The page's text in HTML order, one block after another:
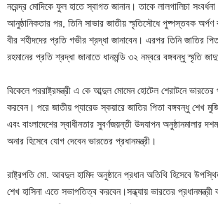
নরেন্দ্র মোদিকে ফুল হাতে স্বাগত জানান। তাকে লালগালিচা সংবর্ধনা
আনুষ্ঠানিকতার পর, তিনি সাভার জাতীয় স্মৃতিসৌধে পুষ্পস্তবক অর্পণ
বীর শহীদদের প্রতি গভীর শ্রদ্ধা জানাবেন। এরপর তিনি জাতির
রহমানের প্রতি শ্রদ্ধা জানাতে ধানমন্ডি ৩২ নম্বরে বঙ্গবন্ধু স্মৃতি
বিকেলে পররাষ্ট্রমন্ত্রী এ কে আব্দুল মোমেন হোটেল শেরাটনে ভারতের
করবেন। পরে জাতীয় প্যারেড স্কয়ারে জাতির পিতা বঙ্গবন্ধু শেখ
এবং বাংলাদেশের স্বাধীনতার সুবর্ণজয়ন্তী উদযাপন অনুষ্ঠানমালার
অনার হিসেবে যোগ দেবেন ভারতের প্রধানমন্ত্রী।
রাষ্ট্রপতি মো. আবদুল হামিদ অনুষ্ঠানে প্রধান অতিথি হিসেবে
শেখ হাসিনা এতে সভাপতিত্ব করবেন।সন্ধ্যায় ভারতের প্রধানমন্ত্রী